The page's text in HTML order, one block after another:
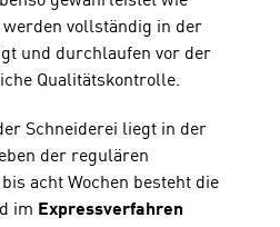
werden vollständig in der
und durchlaufen vor der
Qualitätskontrolle.
Schneiderei liegt in der
der regulären
acht Wochen besteht die
im Expressverfahren